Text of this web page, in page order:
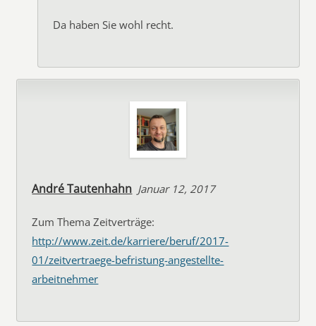
Da haben Sie wohl recht.
André Tautenhahn Januar 12, 2017
Zum Thema Zeitverträge:
http://www.zeit.de/karriere/beruf/2017-
01/zeitvertraege-befristung-angestellte-
arbeitnehmer